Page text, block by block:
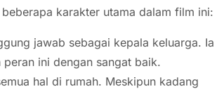
karakter utama dalam film ini:
jawab sebagai kepala keluarga. Ia
ini dengan sangat baik.
hal di rumah. Meskipun kadang